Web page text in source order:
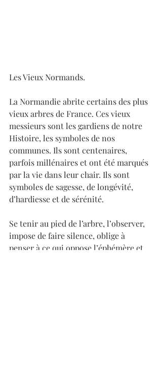
Les Vieux Normands.
La Normandie abrite certains des plus
vieux arbres de France. Ces vieux
messieurs sont les gardiens de notre
Histoire, les symboles de nos
communes. Ils sont centenaires,
parfois millénaires et ont été marqués
par la vie dans leur chair. Ils sont
symboles de sagesse, de longévité,
d’hardiesse et de sérénité.
Se tenir au pied de l’arbre, l’observer,
impose de faire silence, oblige à
penser à ce qui oppose l’éphémère et